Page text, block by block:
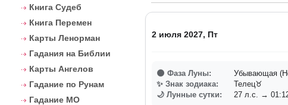
Книга Судеб
Книга Перемен
Карты Ленорман
Гадания на Библии
Карты Ангелов
Гадание по Рунам
Гадание МО
2 июля 2027, Пт
🌑 Фаза Луны:
Убывающая
✨ Знак зодиака:
Телец♉
🌙 Лунные сутки:
27 л.с. →